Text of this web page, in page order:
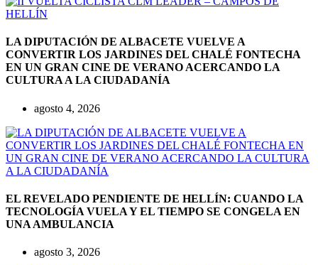
LA DIPUTACIÓN DE ALBACETE VUELVE A
CONVERTIR LOS JARDINES DEL CHALÉ FONTECHA
EN UN GRAN CINE DE VERANO ACERCANDO LA
CULTURA A LA CIUDADANÍA
agosto 4, 2026
EL REVELADO PENDIENTE DE HELLÍN: CUANDO LA
TECNOLOGÍA VUELA Y EL TIEMPO SE CONGELA EN
UNA AMBULANCIA
agosto 3, 2026